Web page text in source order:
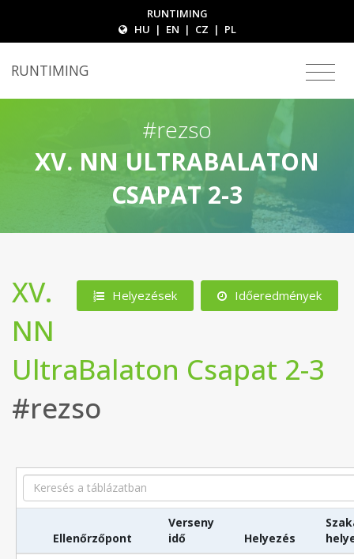
RUNTIMING
HU | EN | CZ | PL
RUNTIMING
#rezso
XV. NN ULTRABALATON
CSAPAT 2-3
Helyezések Időeredmények
XV.
NN
UltraBalaton Csapat 2-3
#rezso
Search
Ellenőrzőpont
Verseny
idő
Helyezés